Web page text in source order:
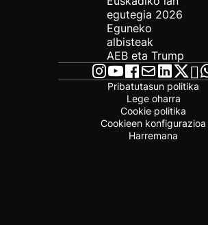
egutegia 2026
Eguneko
albisteak
AEB eta Trump
Pribatutasun politika
Lege oharra
Cookie politika
Cookieen konfigurazioa
Harremana